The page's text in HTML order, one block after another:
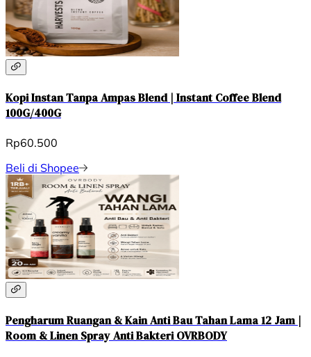
Kopi Instan Tanpa Ampas Blend | Instant Coffee Blend
100G/400G
Rp60.500
Beli di Shopee
Pengharum Ruangan & Kain Anti Bau Tahan Lama 12 Jam |
Room & Linen Spray Anti Bakteri OVRBODY